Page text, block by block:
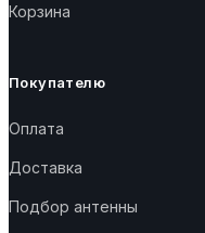
Корзина
Покупателю
Оплата
Доставка
Подбор антенны